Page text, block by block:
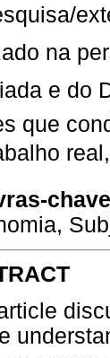
na
e do
que
chave